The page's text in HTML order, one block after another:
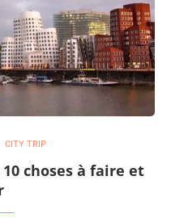
CITY TRIP
choses à faire et